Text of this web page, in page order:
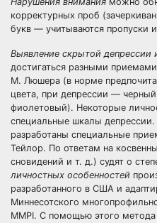
корректурных проб
букв — учитываются пропуски
Выявление скрытой депрессии
достигаться разными
М. Люшера (в норме
цвета, при депрессии —
фиолетовый). Некоторые
специальные шкалы
разработаны специальные
Тейлор. По ответам на
сновидений и т. д.) судят о
личностных особенностей
разработанного в США и
Миннесотского
MMPI. С помощью этого